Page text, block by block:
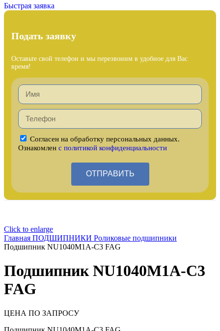
Быстрая заявка
Подать заявку
Оставьте свой телефон и мы перезвоним в удобное для Вас
время!
Согласен на обработку персональных данных.
Ознакомлен с политикой конфиденциальности
ОТПРАВИТЬ
Click to enlarge
Главная ПОДШИПНИКИ Роликовые подшипники
Подшипник NU1040M1A-C3 FAG
Подшипник NU1040M1A-C3
FAG
ЦЕНА ПО ЗАПРОСУ